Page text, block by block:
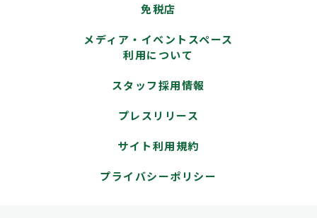
免税店
メディア・イベントスペース
利用について
スタッフ採用情報
プレスリリース
サイト利用規約
プライバシーポリシー